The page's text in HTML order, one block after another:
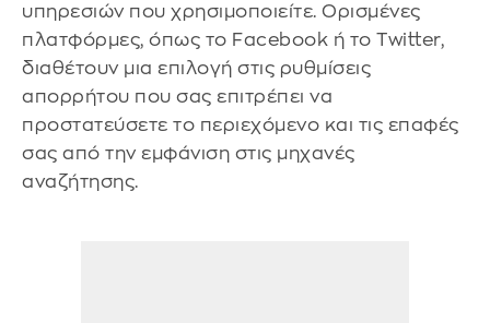
υπηρεσιών που χρησιμοποιείτε. Ορισμένες
πλατφόρμες, όπως το Facebook ή το Twitter,
διαθέτουν μια επιλογή στις ρυθμίσεις
απορρήτου που σας επιτρέπει να
προστατεύσετε το περιεχόμενο και τις επαφές
σας από την εμφάνιση στις μηχανές
αναζήτησης.